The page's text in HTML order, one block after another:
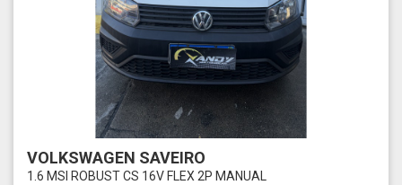
VOLKSWAGEN SAVEIRO
1.6 MSI ROBUST CS 16V FLEX 2P MANUAL